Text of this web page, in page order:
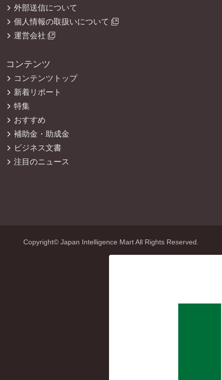
外部送信について
個人情報の取扱いについて
運営会社
コンテンツ
コンテンツトップ
新着リポート
特集
おすすめ
補助金・助成金
ビジネス文書
注目のニュース
Copyright© Japan Intelligence Mart All Rights Reserved.